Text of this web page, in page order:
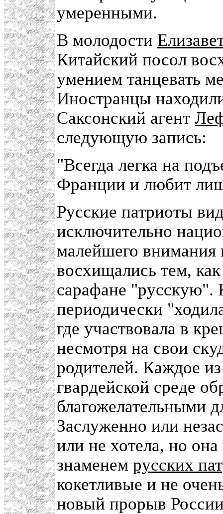
умеренными.
В молодости
Китайский посол
умением танцевать
Иностранцы
Саксонский агент
следующую запись:
"Всегда легка на
Франции и любит
Русские патриоты
исключительно
малейшего внимания
восхищались тем,
сарафане "русскую".
периодически
где участвовала в
несмотря на свои
родителей. Каждое
гвардейской среде
благожелательными
Заслуженно или
или не хотела, но она
знаменем русских
кокетливые и не
новый прорыв